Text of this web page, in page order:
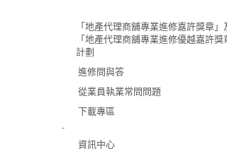
「地產代理商舖專業進修嘉許獎章」
「地產代理商舖專業進修優越嘉許獎
計劃
進修問與答
從業員執業常問問題
下載專區
-
資訊中心